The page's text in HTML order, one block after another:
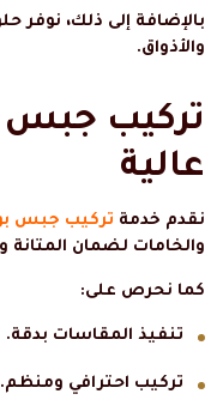
بالإضافة إلى ذلك، نوفر
والأذواق.
تركيب جبس
عالية
نقدم خدمة تركيب جبس
والخامات لضمان المتانة
كما نحرص على:
تنفيذ المقاسات بدقة.
تركيب احترافي ومنظم.